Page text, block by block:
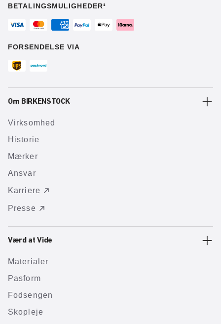
BETALINGSMULIGHEDER¹
FORSENDELSE VIA
Om BIRKENSTOCK
Virksomhed
Historie
Mærker
Ansvar
Karriere
Presse
Værd at Vide
Materialer
Pasform
Fodsengen
Skopleje